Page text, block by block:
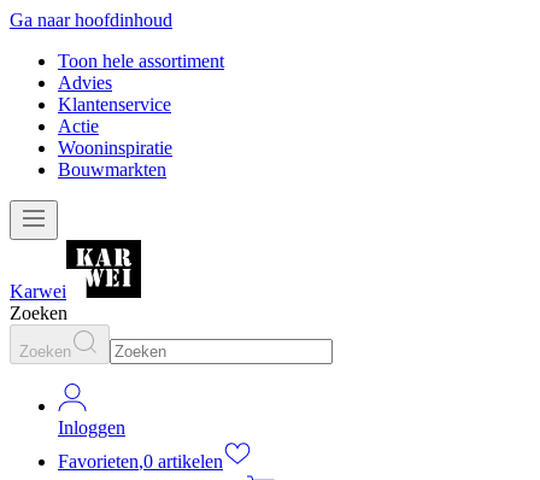
Ga naar hoofdinhoud
Toon hele assortiment
Advies
Klantenservice
Actie
Wooninspiratie
Bouwmarkten
Karwei
Zoeken
Zoeken
Inloggen
Favorieten,0 artikelen